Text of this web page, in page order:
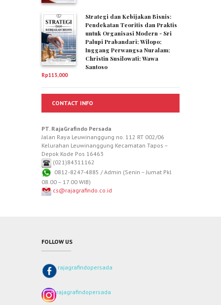
Strategi dan Kebijakan Bisnis:
Pendekatan Teoritis dan Praktis
untuk Organisasi Modern - Sri
Palupi Prabandari; Wilopo;
Inggang Perwangsa Nuralam;
Christin Susilowati; Wawa
Santoso
Rp113,000
CONTACT INFO
PT. RajaGrafindo Persada
Jalan Raya Leuwinanggung no. 112 RT 002/06
Kelurahan Leuwinanggung Kecamatan Tapos –
Depok Kode Pos 16463
(021)84311162
0812-8247-4885 / Admin (Senin – Jumat Pkl
08.00 – 17.00 WIB)
cs@rajagrafindo.co.id
FOLLOW US
rajagrafindopersada
rajagrafindopersada